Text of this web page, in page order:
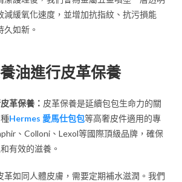
減緩氧化速度，並增加抗指紋、抗污損能
久如新。
油進行皮革保養
革保養： 皮革保養是延續包包生命力的關
Hermes 愛馬仕包包等高奢皮件適用的專
、Colloni、Lexol等國際頂級品牌，確保
有效的滋養。
革如同人體皮膚，需要定期補水滋潤。我們